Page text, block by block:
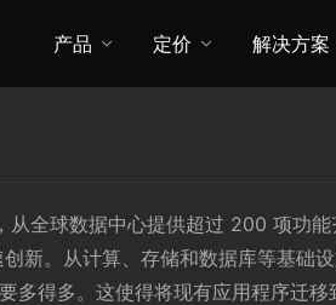
产品 定价 解决方案
全球数据中心提供超过 200 项功
新。从计算、存储和数据库等基础
得多。这使得将现有应用程序迁